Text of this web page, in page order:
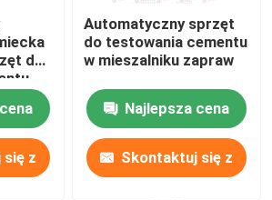
do
z
Automatyczny sprzęt
do testowania cementu
w mieszalniku zapraw
Najlepsza cena
Skontaktuj się z